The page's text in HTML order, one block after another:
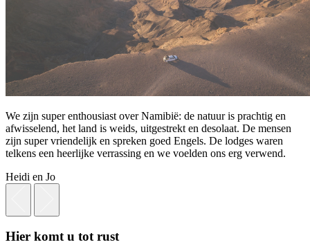
We zijn super enthousiast over Namibië: de natuur is prachtig en
afwisselend, het land is weids, uitgestrekt en desolaat. De mensen
zijn super vriendelijk en spreken goed Engels. De lodges waren
telkens een heerlijke verrassing en we voelden ons erg verwend.
Heidi en Jo
Hier komt u tot rust